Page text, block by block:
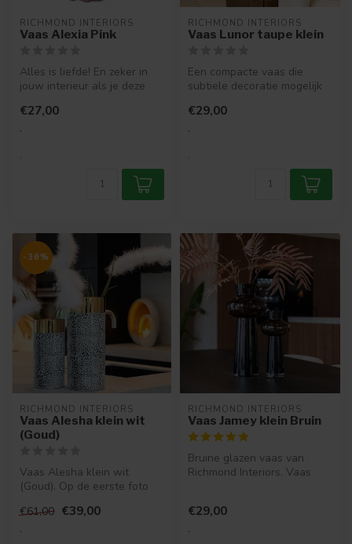
RICHMOND INTERIORS
Vaas Alexia Pink
Alles is liefde! En zeker in
jouw interieur als je deze
€27,00
.
.
RICHMOND INTERIORS
Vaas Lunor taupe klein
Een compacte vaas die
subtiele decoratie mogelijk
bloe...
€29,00
.
.
-36%
RICHMOND INTERIORS
Vaas Alesha klein wit
(Goud)
Vaas Alesha klein wit
(Goud). Op de eerste foto
Aletha med...
€61,00 €39,00
.
RICHMOND INTERIORS
Vaas Jamey klein Bruin
Bruine glazen vaas van
Richmond Interiors. Vaas
€29,00
.